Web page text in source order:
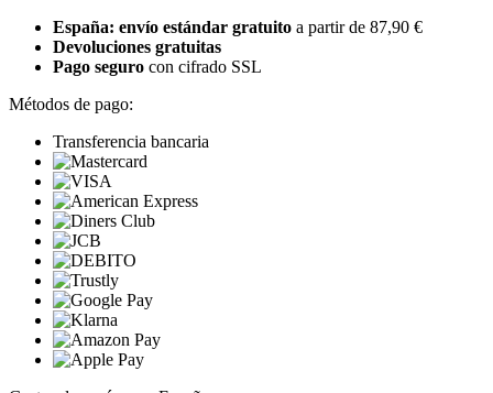
España: envío estándar gratuito a partir de 87,90 €
Devoluciones gratuitas
Pago seguro con cifrado SSL
Métodos de pago:
Transferencia bancaria